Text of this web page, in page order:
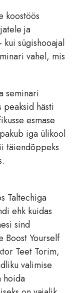
koostöös
ja
sügishooajal
vahel, mis
seminari
hästi
esmase
iga ülikool
täiendõppeks
Taltechiga
ehk kuidas
sind
Boost Yourself
Teet Torim,
valimise
hoida